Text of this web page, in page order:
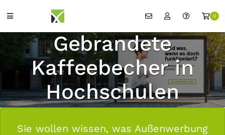
0
Gebrandete
Kaffeebecher in
Hochschulen
Sie wollen wissen, was Außenwerbung